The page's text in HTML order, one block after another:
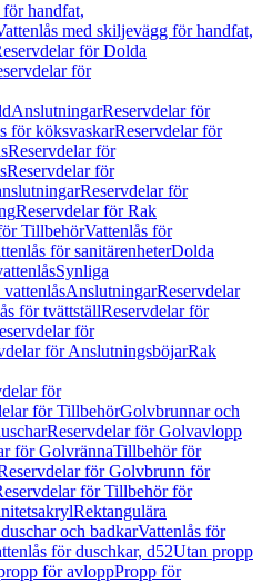
handfat,
med skiljevägg för handfat,
för Dolda
för
AnslutningarReservdelar för
för köksvaskarReservdelar för
Reservdelar för
Reservdelar för
Reservdelar för
Reservdelar för Rak
TillbehörVattenlås för
för sanitärenheterDolda
Synliga
AnslutningarReservdelar
för tvättställReservdelar för
för
för AnslutningsböjarRak
för
för TillbehörGolvbrunnar och
Reservdelar för Golvavlopp
för GolvrännaTillbehör för
för Golvbrunn för
för Tillbehör för
Rektangulära
och badkarVattenlås för
för duschkar, d52Utan propp
för avloppPropp för